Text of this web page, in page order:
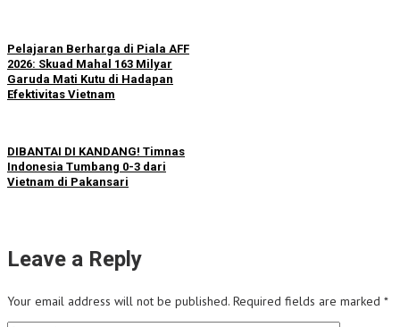
Pelajaran Berharga di Piala AFF
2026: Skuad Mahal 163 Milyar
Garuda Mati Kutu di Hadapan
Efektivitas Vietnam
DIBANTAI DI KANDANG! Timnas
Indonesia Tumbang 0-3 dari
Vietnam di Pakansari
Leave a Reply
Your email address will not be published. Required fields are marked *